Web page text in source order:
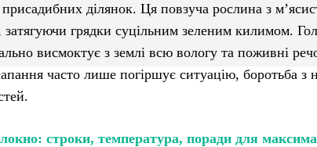
ділянок. Ця повзуча рослина з
грядки суцільним зеленим килимом.
висмоктує з землі всю вологу та поживні
часто лише погіршує ситуацію, боротьба з
строки, температура, поради для